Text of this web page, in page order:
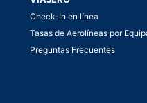
Check-In en línea
Tasas de Aerolíneas por
Preguntas Frecuentes